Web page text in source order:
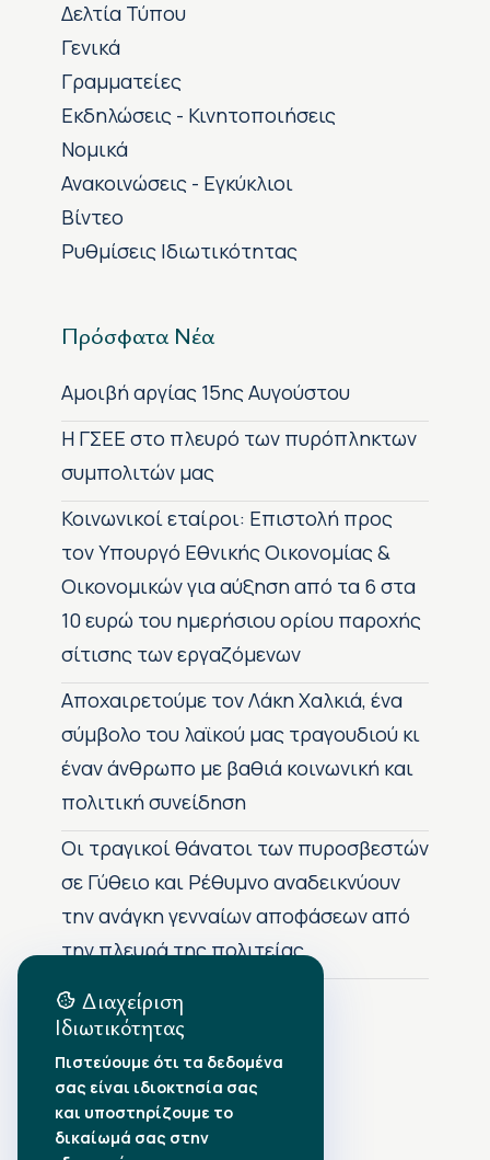
Δελτία Τύπου
Γενικά
Γραμματείες
Εκδηλώσεις - Κινητοποιήσεις
Νομικά
Ανακοινώσεις - Εγκύκλιοι
Βίντεο
Ρυθμίσεις Ιδιωτικότητας
Πρόσφατα Νέα
Αμοιβή αργίας 15ης Αυγούστου
H ΓΣΕΕ στο πλευρό των πυρόπληκτων
συμπολιτών μας
Κοινωνικοί εταίροι: Επιστολή προς
τον Υπουργό Εθνικής Οικονομίας &
Οικονομικών για αύξηση από τα 6 στα
10 ευρώ του ημερήσιου ορίου παροχής
σίτισης των εργαζόμενων
Αποχαιρετούμε τον Λάκη Χαλκιά, ένα
σύμβολο του λαϊκού μας τραγουδιού κι
έναν άνθρωπο με βαθιά κοινωνική και
πολιτική συνείδηση
Οι τραγικοί θάνατοι των πυροσβεστών
σε Γύθειο και Ρέθυμνο αναδεικνύουν
την ανάγκη γενναίων αποφάσεων από
την πλευρά της πολιτείας
Αρχείο Δημοσιεύσεων
•Αύγουστος 2026
•Ιούλιος 2026
•Ιούνιος 2026
Διαχείριση
Ιδιωτικότητας
Πιστεύουμε ότι τα δεδομένα
σας είναι ιδιοκτησία σας
και υποστηρίζουμε το
δικαίωμά σας στην